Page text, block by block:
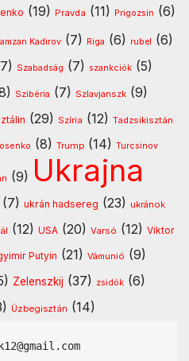
(19) Pravda (11) Prigozsin (6)
Kadirov (7) Riga (6) rubel (6)
Szabadság (7) szankciók (5)
Szibéria (7) Szlavjanszk (9)
(29) Szíria (12) Tadzsikisztán
(8) Trump (14) Turcsinov
(9) Ukrajna
(7) ukrán hadsereg (23) ukránok
(12) USA (20) Varsó (12) Viktor
Putyin (21) Vámunió (9)
Zelenszkij (37) zsidók (6)
Üzbegisztán (14)